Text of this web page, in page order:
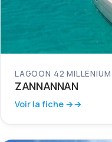
LAGOON 42 MILLENIUM
ZANNANNAN
Voir la fiche →